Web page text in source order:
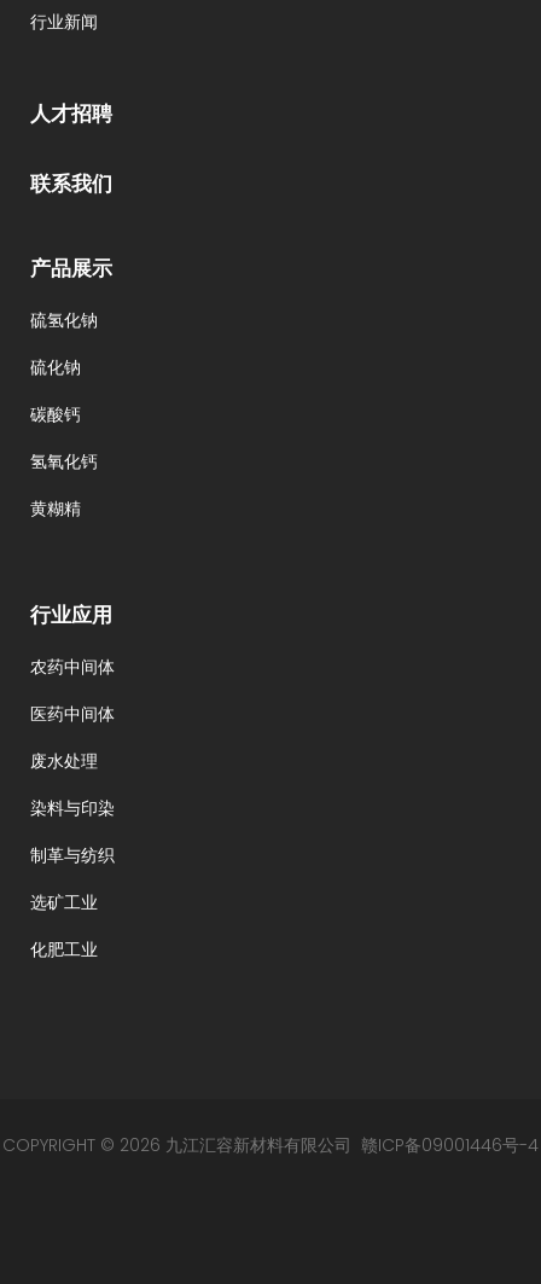
行业新闻
人才招聘
联系我们
产品展示
硫氢化钠
硫化钠
碳酸钙
氢氧化钙
黄糊精
行业应用
农药中间体
医药中间体
废水处理
染料与印染
制革与纺织
选矿工业
化肥工业
COPYRIGHT © 2026 九江汇容新材料有限公司 赣ICP备09001446号-4